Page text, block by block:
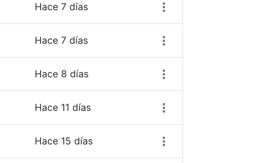
Hace 7 días
Hace 7 días
Hace 8 días
Hace 11 días
Hace 15 días